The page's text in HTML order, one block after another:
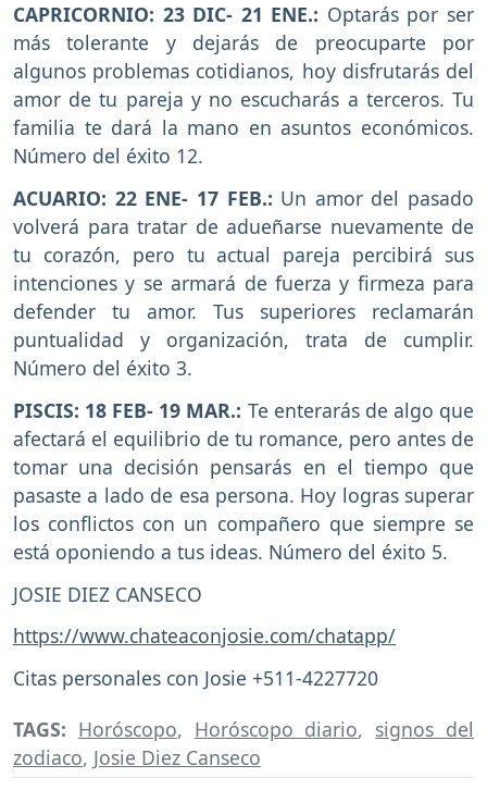
CAPRICORNIO: 23 DIC- 21 ENE.: Optarás por ser
más tolerante y dejarás de preocuparte por
algunos problemas cotidianos, hoy disfrutarás del
amor de tu pareja y no escucharás a terceros. Tu
familia te dará la mano en asuntos económicos.
Número del éxito 12.
ACUARIO: 22 ENE- 17 FEB.: Un amor del pasado
volverá para tratar de adueñarse nuevamente de
tu corazón, pero tu actual pareja percibirá sus
intenciones y se armará de fuerza y firmeza para
defender tu amor. Tus superiores reclamarán
puntualidad y organización, trata de cumplir.
Número del éxito 3.
PISCIS: 18 FEB- 19 MAR.: Te enterarás de algo que
afectará el equilibrio de tu romance, pero antes de
tomar una decisión pensarás en el tiempo que
pasaste a lado de esa persona. Hoy logras superar
los conflictos con un compañero que siempre se
está oponiendo a tus ideas. Número del éxito 5.
JOSIE DIEZ CANSECO
https://www.chateaconjosie.com/chatapp/
Citas personales con Josie +511-4227720
TAGS: Horóscopo, Horóscopo diario, signos del
zodiaco, Josie Diez Canseco